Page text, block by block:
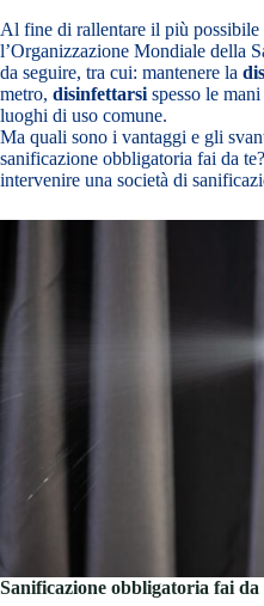
Al fine di rallentare il più
l’Organizzazione Mondiale della
da seguire, tra cui: mantenere la
metro, disinfettarsi spesso le
luoghi di uso comune.
Ma quali sono i vantaggi e gli
sanificazione obbligatoria fai da te
intervenire una società di
Sanificazione obbligatoria fai da